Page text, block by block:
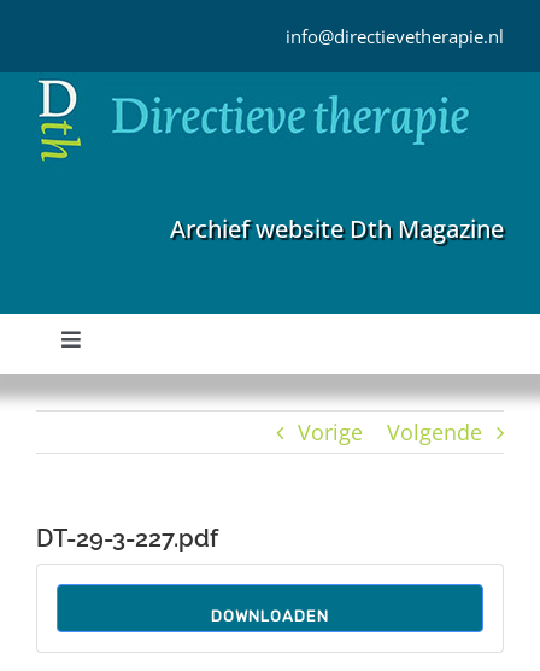
inhoud
info@directievetherapie.nl
Archief website Dth Magazine
Toggle
Navigation
Home
Auteurs
Vorige Volgende
DT-29-3-227.pdf
DOWNLOADEN